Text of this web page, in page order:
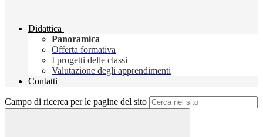
Didattica
Panoramica
Offerta formativa
I progetti delle classi
Valutazione degli apprendimenti
Contatti
Campo di ricerca per le pagine del sito